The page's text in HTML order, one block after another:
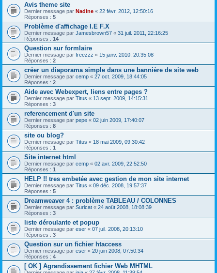
Avis theme site
Dernier message par Nadine « 22 févr. 2012, 12:50:16
Réponses : 5
Problème d'affichage I.E F.X
Dernier message par Jamesbrown57 « 31 juil. 2011, 22:16:25
Réponses : 14
Question sur formlaire
Dernier message par freezzz « 15 janv. 2010, 20:35:08
Réponses : 2
créer un diaporama simple dans une bannière de site web
Dernier message par cemp « 27 oct. 2009, 18:44:05
Réponses : 2
Aide avec Webexpert, liens entre pages ?
Dernier message par Titus « 13 sept. 2009, 14:15:31
Réponses : 3
referencement d'un site
Dernier message par pepe « 02 juin 2009, 17:40:07
Réponses : 8
site ou blog?
Dernier message par Titus « 18 mai 2009, 09:30:42
Réponses : 1
Site internet html
Dernier message par cemp « 02 avr. 2009, 22:52:50
Réponses : 1
HELP !! tres embetée avec gestion de mon site internet
Dernier message par Titus « 09 déc. 2008, 19:57:37
Réponses : 5
Dreamweaver 4 : problème TABLEAU / COLONNES
Dernier message par Suricat « 24 août 2008, 18:08:39
Réponses : 3
liste déroulante et popup
Dernier message par eser « 07 juil. 2008, 20:13:10
Réponses : 3
Question sur un fichier htaccess
Dernier message par eser « 20 juin 2008, 07:50:34
Réponses : 4
[ OK ] Agrandissement fichier Web MHTML